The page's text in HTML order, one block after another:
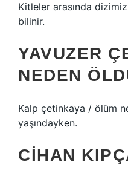
Kitleler arasında
bilinir.
YAVUZER
NEDEN
Kalp çetinkaya / ölüm
yaşındayken.
CIHAN